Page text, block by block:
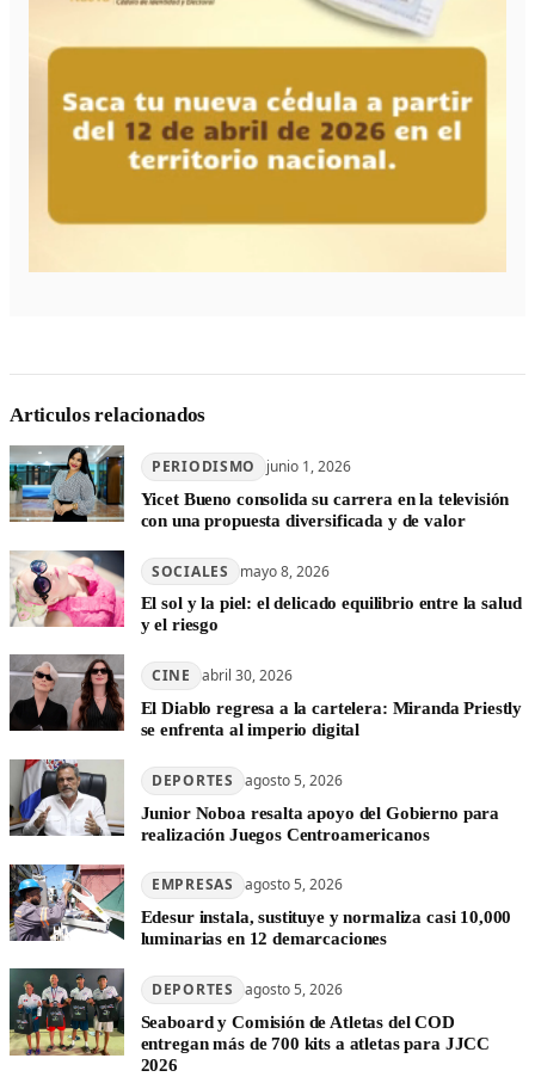
Articulos relacionados
PERIODISMO junio 1, 2026
Yicet Bueno consolida su carrera en la televisión
con una propuesta diversificada y de valor
SOCIALES mayo 8, 2026
El sol y la piel: el delicado equilibrio entre la salud
y el riesgo
CINE abril 30, 2026
El Diablo regresa a la cartelera: Miranda Priestly
se enfrenta al imperio digital
DEPORTES agosto 5, 2026
Junior Noboa resalta apoyo del Gobierno para
realización Juegos Centroamericanos
EMPRESAS agosto 5, 2026
Edesur instala, sustituye y normaliza casi 10,000
luminarias en 12 demarcaciones
DEPORTES agosto 5, 2026
Seaboard y Comisión de Atletas del COD
entregan más de 700 kits a atletas para JJCC
2026